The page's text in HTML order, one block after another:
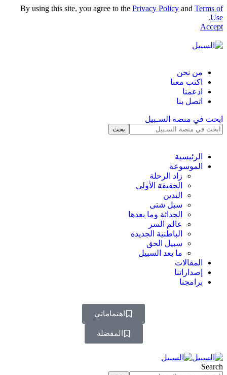
By using this site, you agree to the Privacy Policy and Terms of
Use
.
Accept
من نحن
اكتب معنا
ادعمنا
اتصل بنا
ابحث في منصة السـبيل
الرئيسية
الموسوعة
زاد الرحلة
الحقيقة الأولى
التدين
سبل شتى
الحداثة وما بعدها
عالم السر
الباطنية الجديدة
سبيل الحق
ما بعد السبيل
المقالات
إصداراتنا
برامجنا
اهتماماتي
المفضلة
Search